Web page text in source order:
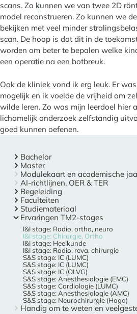
scans. Zo kunnen we van twee 2D
model reconstrueren. Zo kunnen we
bekijken met veel minder
scan. De hoop is dat dit in de
worden om beter te bepalen welke
een operatie na een botbreuk.
Ook de kliniek vond ik erg leuk. Er
mogelijk en ik voelde de vrijheid om
wilde leren. Zo was mijn leerdoel hier
lichamelijk onderzoek zelfstandig
goed kunnen oefenen.
Bachelor
Master
Modulekaart en academische
AI-richtlijnen, OER & TER
Begeleiding
Faculteiten
Studiemateriaal
Ervaringen TM2-stages
I&I stage: Radio, ortho, neuro
I&I stage: Chirurgie, Ortho
I&I stage: Heelkunde
I&I stage: Radio, reva, chirurgie
S&S stage: IC (LUMC)
S&S stage: IC (LUMC)
S&S stage: IC (OLVG)
S&S stage: Anesthesiologie (EMC)
S&S stage: Cardiologie (LUMC)
S&S stage: Anesthesiologie (AMC)
S&S stage: Neurochirurgie (Haga)
Handig om te weten en